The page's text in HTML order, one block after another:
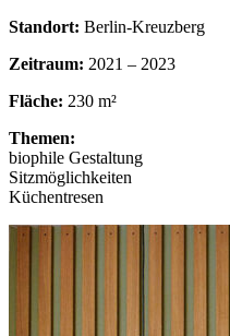
Standort: Berlin-Kreuzberg
Zeitraum: 2021 – 2023
Fläche: 230 m²
Themen:
biophile Gestaltung
Sitzmöglichkeiten
Küchentresen